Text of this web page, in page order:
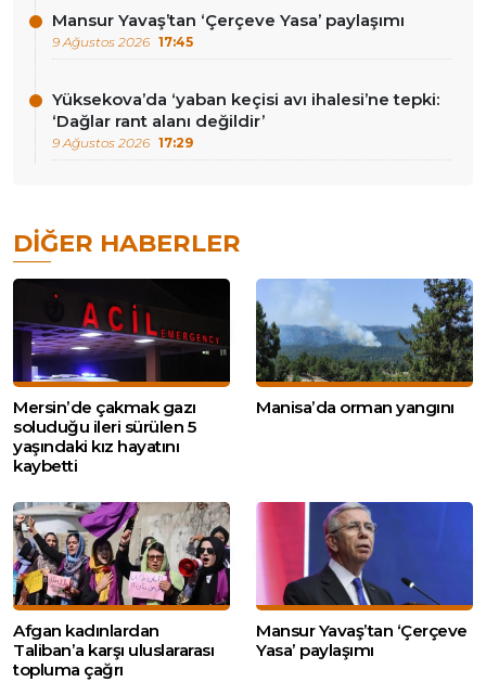
Mansur Yavaş’tan ‘Çerçeve Yasa’ paylaşımı
9 Ağustos 2026 17:45
Yüksekova’da ‘yaban keçisi avı ihalesi’ne tepki:
‘Dağlar rant alanı değildir’
9 Ağustos 2026 17:29
DIĞER HABERLER
Mersin’de çakmak gazı
soluduğu ileri sürülen 5
yaşındaki kız hayatını
kaybetti
Manisa’da orman yangını
Afgan kadınlardan
Taliban’a karşı uluslararası
topluma çağrı
Mansur Yavaş’tan ‘Çerçeve
Yasa’ paylaşımı